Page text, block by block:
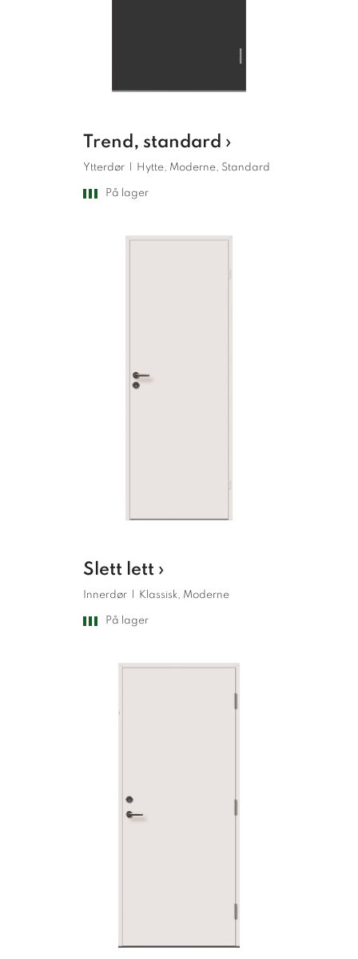
Trend, standard ›
Ytterdør Hytte, Moderne, Standard
På lager
Slett lett ›
Innerdør Klassisk, Moderne
På lager